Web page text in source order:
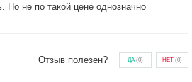
не по такой цене однозначно
Отзыв полезен? ДА(0) НЕТ (0)